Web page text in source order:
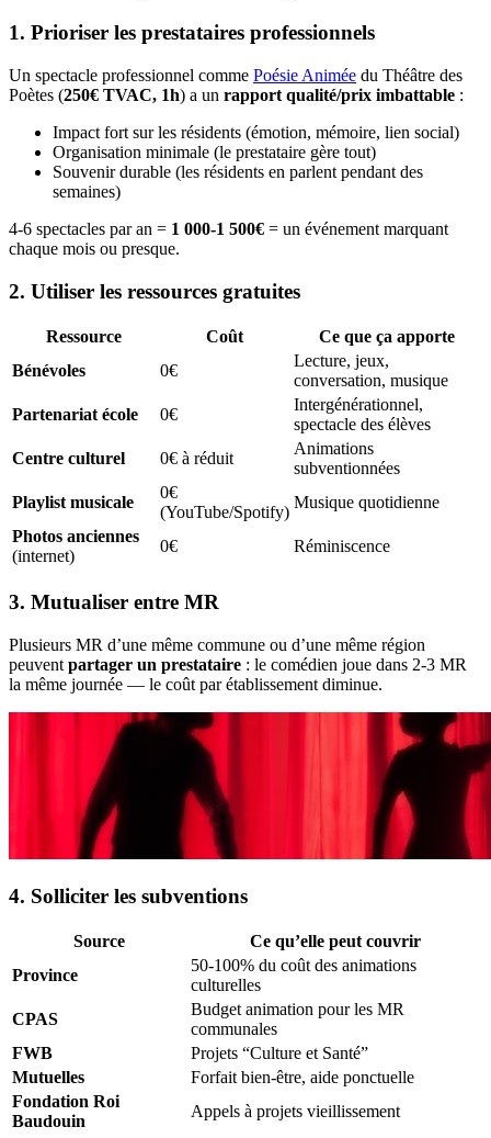
1. Prioriser les prestataires professionnels
Un spectacle professionnel comme Poésie Animée du Théâtre des
Poètes (250€ TVAC, 1h) a un rapport qualité/prix imbattable :
Impact fort sur les résidents (émotion, mémoire, lien social)
Organisation minimale (le prestataire gère tout)
Souvenir durable (les résidents en parlent pendant des
semaines)
4-6 spectacles par an = 1 000-1 500€ = un événement marquant
chaque mois ou presque.
2. Utiliser les ressources gratuites
Ressource Coût
Ce que ça apporte
Bénévoles
0€
Lecture, jeux,
conversation, musique
Partenariat école
0€
Intergénérationnel,
spectacle des élèves
Centre culturel
0€ à réduit
Animations
subventionnées
Playlist musicale
0€
(YouTube/Spotify)
Musique quotidienne
Photos anciennes
(internet)
0€ Réminiscence
3. Mutualiser entre MR
Plusieurs MR d’une même commune ou d’une même région
peuvent partager un prestataire : le comédien joue dans 2-3 MR
la même journée — le coût par établissement diminue.
4. Solliciter les subventions
Source
Ce qu’elle peut couvrir
Province
50-100% du coût des animations
culturelles
CPAS
Budget animation pour les MR
communales
FWB
Projets “Culture et Santé”
Mutuelles
Forfait bien-être, aide ponctuelle
Fondation Roi
Baudouin
Appels à projets vieillissement